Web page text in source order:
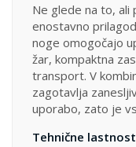
Ne glede na to, ali
enostavno
noge omogočajo
žar, kompaktna
transport. V
zagotavlja
uporabo, zato je
Tehnične